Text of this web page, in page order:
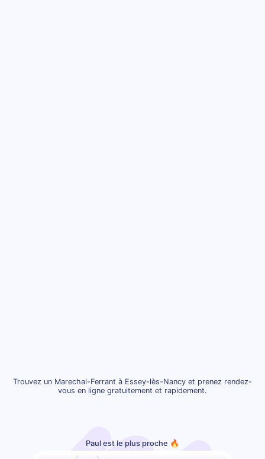
Trouvez un Marechal-Ferrant à Essey-lès-Nancy et prenez rendez-
vous en ligne gratuitement et rapidement.
Paul est le plus proche 🔥